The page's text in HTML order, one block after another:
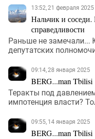
13:52, 21 февраля 2025
Нальчик и соседи.
справедливости
Раньше не замечали...
депутатских
09:14, 28 января 2025
BERG...man Tbilisi
Теракты под
импотенция власти?
09:55, 14 января 2025
BERG...man Tbilisi